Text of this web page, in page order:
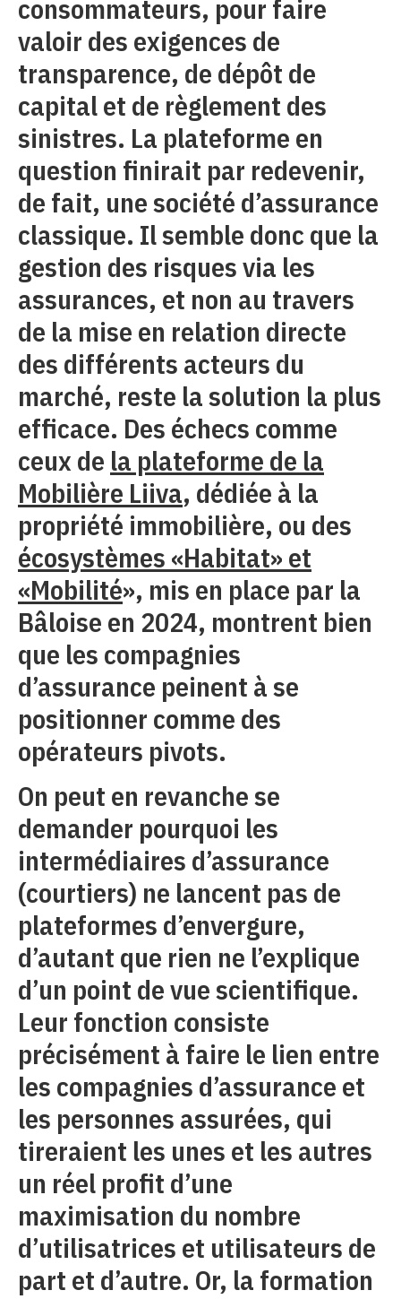
consommateurs, pour faire
valoir des exigences de
transparence, de dépôt de
capital et de règlement des
sinistres. La plateforme en
question finirait par redevenir,
de fait, une société d’assurance
classique. Il semble donc que la
gestion des risques via les
assurances, et non au travers
de la mise en relation directe
des différents acteurs du
marché, reste la solution la plus
efficace. Des échecs comme
ceux de la plateforme de la
Mobilière Liiva, dédiée à la
propriété immobilière, ou des
écosystèmes «Habitat» et
«Mobilité», mis en place par la
Bâloise en 2024, montrent bien
que les compagnies
d’assurance peinent à se
positionner comme des
opérateurs pivots.
On peut en revanche se
demander pourquoi les
intermédiaires d’assurance
(courtiers) ne lancent pas de
plateformes d’envergure,
d’autant que rien ne l’explique
d’un point de vue scientifique.
Leur fonction consiste
précisément à faire le lien entre
les compagnies d’assurance et
les personnes assurées, qui
tireraient les unes et les autres
un réel profit d’une
maximisation du nombre
d’utilisatrices et utilisateurs de
part et d’autre. Or, la formation